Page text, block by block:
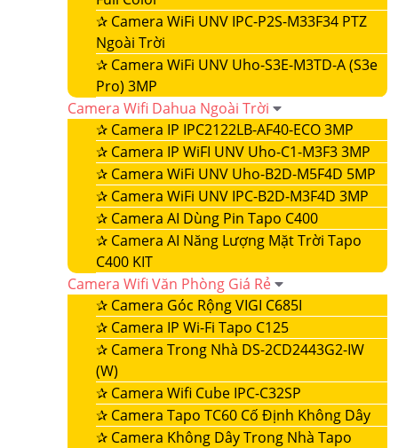
✰ Camera WiFi UNV IPC-P2S-M33F34 PTZ
Ngoài Trời
✰ Camera WiFi UNV Uho-S3E-M3TD-A (S3e
Pro) 3MP
Camera Wifi Dahua Ngoài Trời
✰ Camera IP IPC2122LB-AF40-ECO 3MP
✰ Camera IP WiFI UNV Uho-C1-M3F3 3MP
✰ Camera WiFi UNV Uho-B2D-M5F4D 5MP
✰ Camera WiFi UNV IPC-B2D-M3F4D 3MP
✰ Camera AI Dùng Pin Tapo C400
✰ Camera AI Năng Lượng Mặt Trời Tapo
C400 KIT
Camera Wifi Văn Phòng Giá Rẻ
✰ Camera Góc Rộng VIGI C685I
✰ Camera IP Wi-Fi Tapo C125
✰ Camera Trong Nhà DS-2CD2443G2-IW
(W)
✰ Camera Wifi Cube IPC-C32SP
✰ Camera Tapo TC60 Cố Định Không Dây
✰ Camera Không Dây Trong Nhà Tapo